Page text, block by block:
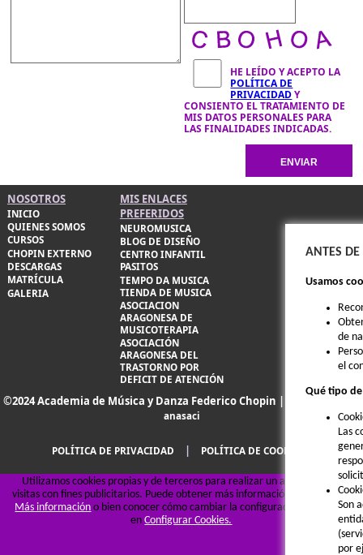
HE LEÍDO Y ACEPTO LA
POLÍTICA DE
PRIVACIDADY
CONSIENTO EL TRATAMIENTO DE
MIS DATOS PERSONALES PARA
LAS FINALIDADES INDICADAS.
NOSOTROS
INICIO
QUIENES SOMOS
CURSOS
CHOPIN EXTERNO
DESCARGAS
MATRÍCULA
GALERIA
MIS ENLACES
PREFERIDOS
NEUROMUSICA
BLOG DE DISEÑO
CENTRO INFANTIL
PASITOS
TEMPO DA MUSICA
TIENDA DE MUSICA
ASOCIACION
ARAGONESA DE
MUSICOTERAPIA
ASOCIACIÓN
ARAGONESA DEL
TRASTORNO POR
DEFICIT DE ATENCIÓN
©2024 Academia de Música y Danza Federico Chopin |
anasaci
POLÍTICA DE PRIVACIDAD | POLÍTICA DE COOKIES
ANTES
Usamos
de
el
Qué tipo
Las
Son
por
Utilizamos cookies propias y de terceros para realizar un análisis de las
visitas con fines publicitarios. Puede obtener más información, pulsando en
Más información o bien conocer cómo cambiar la configuración, pulsando
enConfigurar Cookies.